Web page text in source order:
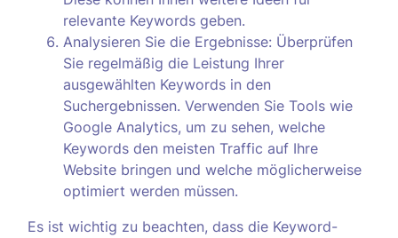
relevante Keywords geben.
Analysieren Sie die Ergebnisse: Überprüfen
Sie regelmäßig die Leistung Ihrer
ausgewählten Keywords in den
Suchergebnissen. Verwenden Sie Tools wie
Google Analytics, um zu sehen, welche
Keywords den meisten Traffic auf Ihre
Website bringen und welche möglicherweise
optimiert werden müssen.
Es ist wichtig zu beachten, dass die Keyword-